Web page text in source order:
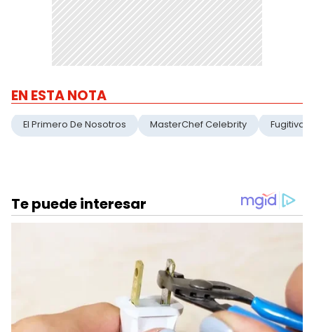
EN ESTA NOTA
El Primero De Nosotros MasterChef Celebrity Fugitiva